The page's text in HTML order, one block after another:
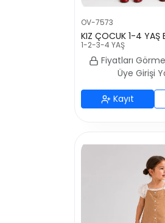
OV-7573
KIZ ÇOCUK 1-4 YAŞ
1-2-3-4 YAŞ
Fiyatları
Üye Girişi
Kayıt